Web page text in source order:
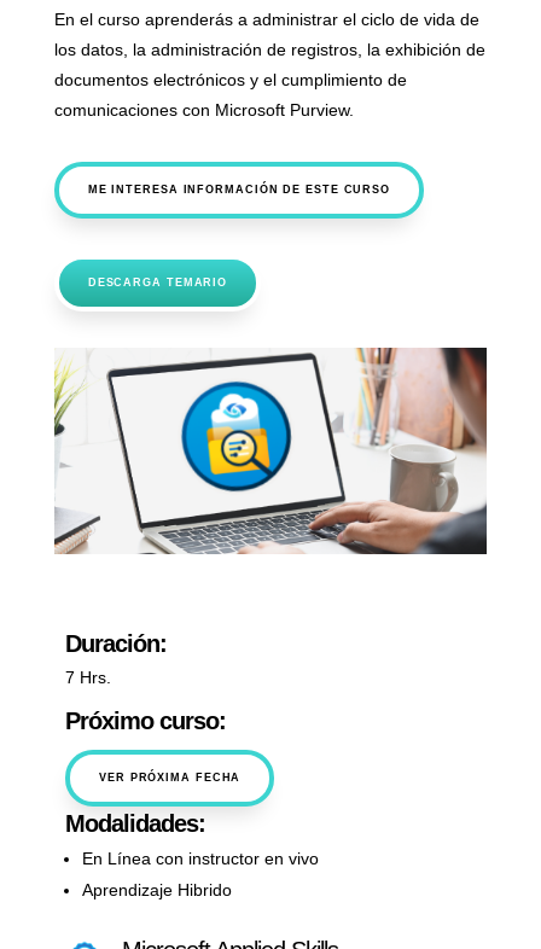
En el curso aprenderás a administrar el ciclo de vida de
los datos, la administración de registros, la exhibición de
documentos electrónicos y el cumplimiento de
comunicaciones con Microsoft Purview.
ME INTERESA INFORMACIÓN DE ESTE CURSO
DESCARGA TEMARIO
Duración:
7 Hrs.
Próximo curso:
VER PRÓXIMA FECHA
Modalidades:
En Línea con instructor en vivo
Aprendizaje Hibrido